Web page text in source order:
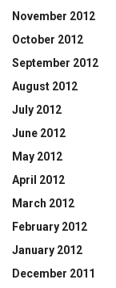
November 2012
October 2012
September 2012
August 2012
July 2012
June 2012
May 2012
April 2012
March 2012
February 2012
January 2012
December 2011